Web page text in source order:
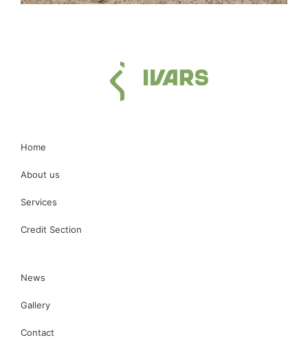
Home
About us
Services
Credit Section
News
Gallery
Contact